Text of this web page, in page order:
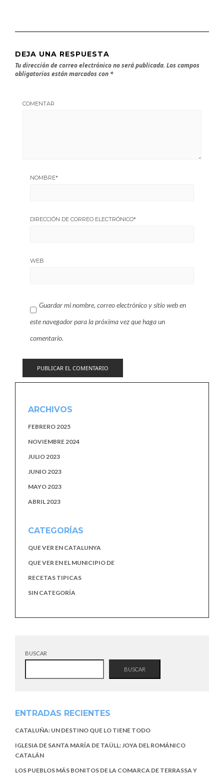
DEJA UNA RESPUESTA
Tu dirección de correo electrónico no será publicada. Los campos
obligatorios están marcados con *
COMENTAR
NOMBRE*
DIRECCIÓN DE CORREO ELECTRÓNICO*
WEB
Guardar mi nombre, correo electrónico y sitio web en
este navegador para la próxima vez que haga un
comentario.
ARCHIVOS
FEBRERO 2025
NOVIEMBRE 2024
JULIO 2023
JUNIO 2023
MAYO 2023
ABRIL 2023
CATEGORÍAS
QUE VER EN CATALUNYA
QUE VER EN EL MUNICIPIO DE
RECETAS TIPICAS
SIN CATEGORÍA
BUSCAR
BUSCAR
ENTRADAS RECIENTES
CATALUÑA: UN DESTINO QUE LO TIENE TODO
IGLESIA DE SANTA MARÍA DE TAÜLL: JOYA DEL ROMÁNICO
CATALÁN
LOS PUEBLOS MÁS BONITOS DE LA COMARCA DE TERRASSA Y